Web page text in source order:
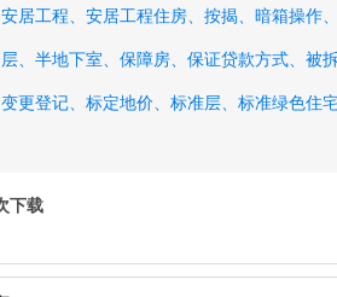
安居工程、 安居工程住房、 按揭、 暗箱操作
、 半地下室、 保障房、 保证贷款方式、 被
变更登记、 标定地价、 标准层、 标准绿色住
下载